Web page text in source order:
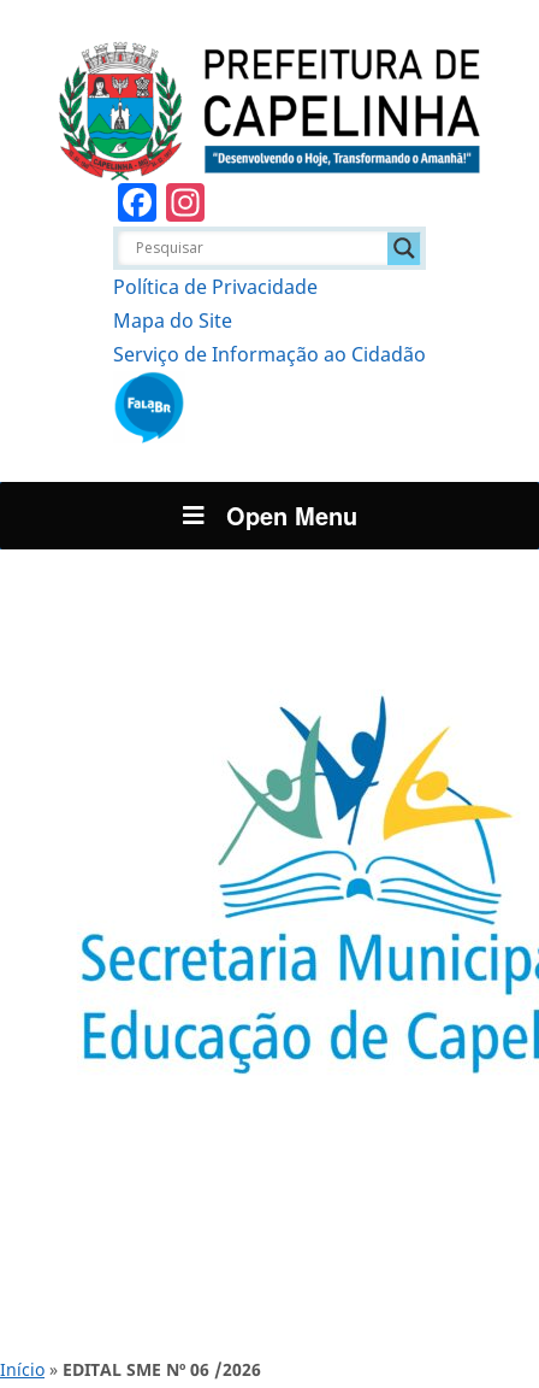
Facebook
Política de Privacidade
Mapa do Site
Serviço de Informação ao Cidadão
Open Menu
Início » EDITAL SME Nº 06 /2026